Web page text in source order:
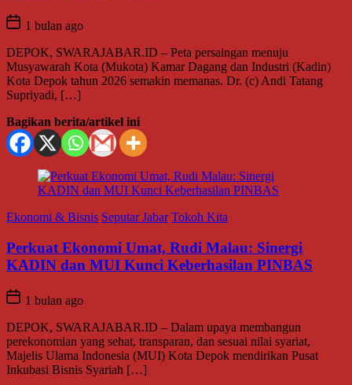
1 bulan ago
DEPOK, SWARAJABAR.ID – Peta persaingan menuju
Musyawarah Kota (Mukota) Kamar Dagang dan Industri (Kadin)
Kota Depok tahun 2026 semakin memanas. Dr. (c) Andi Tatang
Supriyadi, […]
Bagikan berita/artikel ini
Ekonomi & Bisnis Seputar Jabar Tokoh Kita
Perkuat Ekonomi Umat, Rudi Malau: Sinergi
KADIN dan MUI Kunci Keberhasilan PINBAS
1 bulan ago
DEPOK, SWARAJABAR.ID – Dalam upaya membangun
perekonomian yang sehat, transparan, dan sesuai nilai syariat,
Majelis Ulama Indonesia (MUI) Kota Depok mendirikan Pusat
Inkubasi Bisnis Syariah […]